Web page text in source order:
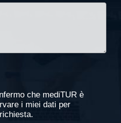
che mediTUR è
i miei dati per